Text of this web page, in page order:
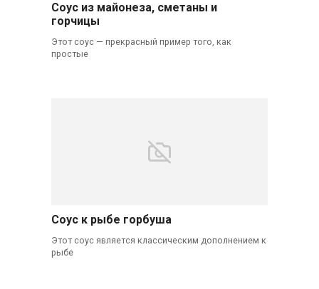
Соус из майонеза, сметаны и
горчицы
Этот соус — прекрасный пример того, как
простые
Соус к рыбе горбуша
Этот соус является классическим дополнением к
рыбе